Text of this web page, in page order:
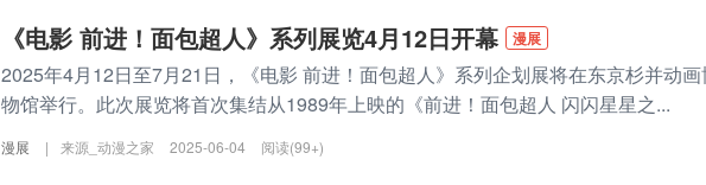
《电影 前进！面包超人》系列展览4月12日开幕 漫展
2025年4月12日至7月21日，《电影 前进！面包超人》系列企划展将在东京杉并动画
物馆举行。此次展览将首次集结从1989年上映的《前进！面包超人 闪闪星星之...
漫展 | 来源_动漫之家 2025-06-04 阅读(99+)